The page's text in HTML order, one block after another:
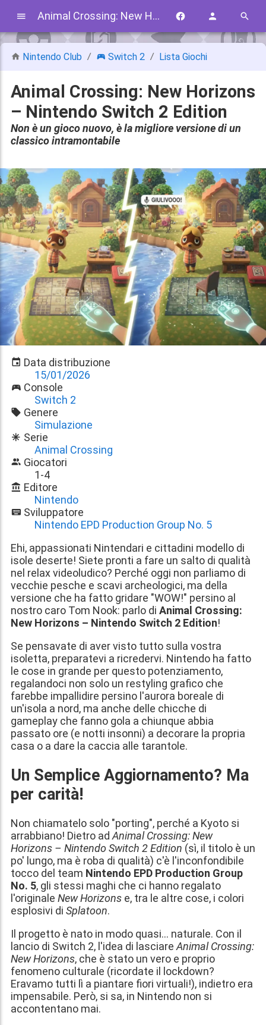
Animal Crossing: New Horizons – Nintendo Switch 2 Edition
Nintendo Club Switch 2 Lista Giochi
Animal Crossing: New Horizons
– Nintendo Switch 2 Edition
Non è un gioco nuovo, è la migliore versione di un
classico intramontabile
Data distribuzione
15/01/2026
Console
Switch 2
Genere
Simulazione
Serie
Animal Crossing
Giocatori
1-4
Editore
Nintendo
Sviluppatore
Nintendo EPD Production Group No. 5
Ehi, appassionati Nintendari e cittadini modello di
isole deserte! Siete pronti a fare un salto di qualità
nel relax videoludico? Perché oggi non parliamo di
vecchie pesche e scavi archeologici, ma della
versione che ha fatto gridare "WOW!" persino al
nostro caro Tom Nook: parlo di Animal Crossing:
New Horizons – Nintendo Switch 2 Edition!
Se pensavate di aver visto tutto sulla vostra
isoletta, preparatevi a ricredervi. Nintendo ha fatto
le cose in grande per questo potenziamento,
regalandoci non solo un restyling grafico che
farebbe impallidire persino l'aurora boreale di
un'isola a nord, ma anche delle chicche di
gameplay che fanno gola a chiunque abbia
passato ore (e notti insonni) a decorare la propria
casa o a dare la caccia alle tarantole.
Un Semplice Aggiornamento? Ma
per carità!
Non chiamatelo solo "porting", perché a Kyoto si
arrabbiano! Dietro ad Animal Crossing: New
Horizons – Nintendo Switch 2 Edition (sì, il titolo è un
po' lungo, ma è roba di qualità) c'è l'inconfondibile
tocco del team Nintendo EPD Production Group
No. 5, gli stessi maghi che ci hanno regalato
l'originale New Horizons e, tra le altre cose, i colori
esplosivi di Splatoon.
Il progetto è nato in modo quasi... naturale. Con il
lancio di Switch 2, l'idea di lasciare Animal Crossing:
New Horizons, che è stato un vero e proprio
fenomeno culturale (ricordate il lockdown?
Eravamo tutti lì a piantare fiori virtuali!), indietro era
impensabile. Però, si sa, in Nintendo non si
accontentano mai.